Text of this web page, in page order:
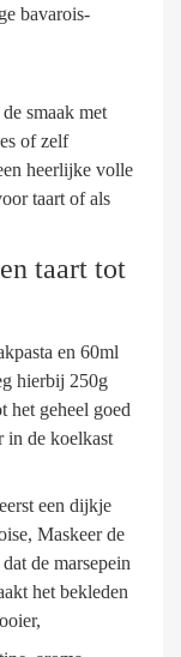
bavarois-
smaak met
of zelf
heerlijke volle
taart of als
taart tot
en 60ml
hierbij 250g
het geheel goed
in de koelkast
een dijkje
Maskeer de
de marsepein
het bekleden